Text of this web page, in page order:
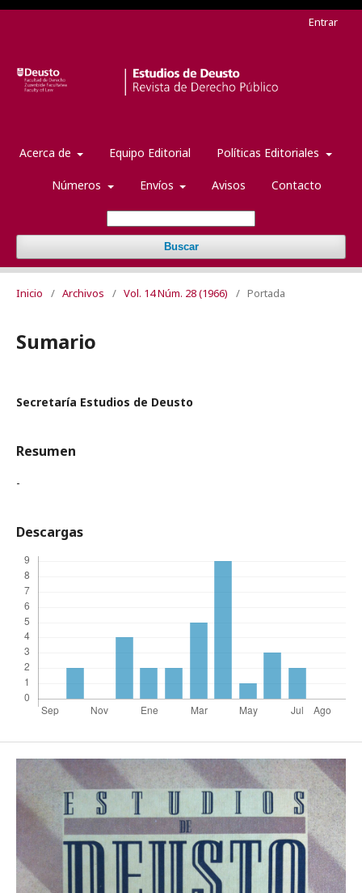
Acerca de Equipo Editorial Políticas Editoriales
Números Envíos Avisos Contacto
Buscar
Entrar
Inicio / Archivos / Vol. 14 Núm. 28 (1966) / Portada
Sumario
Secretaría Estudios de Deusto
Resumen
-
Descargas